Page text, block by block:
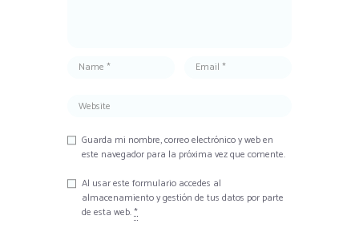
Guarda mi nombre, correo electrónico y web en
este navegador para la próxima vez que comente.
Al usar este formulario accedes al
almacenamiento y gestión de tus datos por parte
de esta web.*